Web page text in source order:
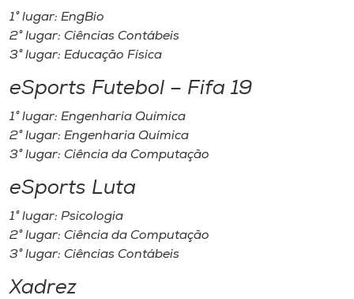
1° lugar: EngBio
2° lugar: Ciências Contábeis
3° lugar: Educação Física
eSports Futebol – Fifa 19
1° lugar: Engenharia Química
2° lugar: Engenharia Química
3° lugar: Ciência da Computação
eSports Luta
1° lugar: Psicologia
2° lugar: Ciência da Computação
3° lugar: Ciências Contábeis
Xadrez